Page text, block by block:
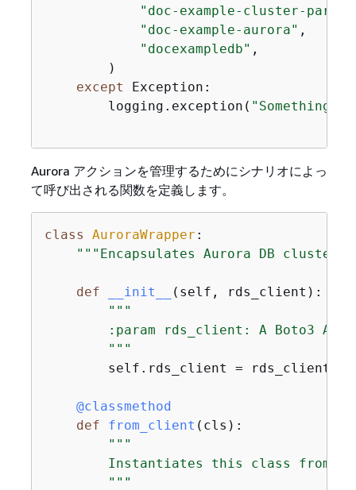
"doc-example-cluster-
"doc-example-aurora" ,
"docexampledb" ,
        )
except Exception:
        logging.exception(
"Something
Aurora アクションを管理するためにシナリオによっ
て呼び出される関数を定義します。
class AuroraWrapper :
"""Encapsulates Aurora DB cluster
def __init__ ( self, rds_client ):
"""
:param rds_client: A Boto3
        """
        self.rds_client = rds_client
    @classmethod
def
from_client ( cls ):
"""
Instantiates this class from a
        """